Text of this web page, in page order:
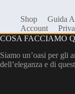
Shop Guida
Account
COSA FACCIAMO
Siamo un’oasi per gli
dell’eleganza e di